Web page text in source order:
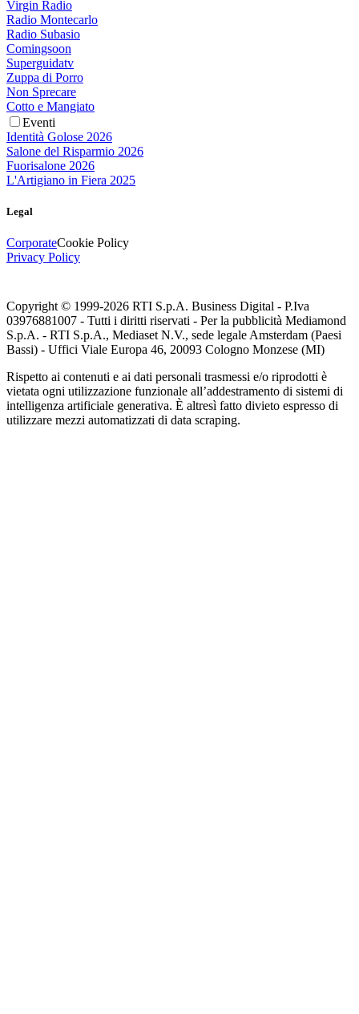
Virgin Radio
Radio Montecarlo
Radio Subasio
Comingsoon
Superguidatv
Zuppa di Porro
Non Sprecare
Cotto e Mangiato
Eventi
Identità Golose 2026
Salone del Risparmio 2026
Fuorisalone 2026
L'Artigiano in Fiera 2025
Legal
CorporateCookie Policy
Privacy Policy
Copyright © 1999-2026 RTI S.p.A. Business Digital - P.Iva
03976881007 - Tutti i diritti riservati - Per la pubblicità Mediamond
S.p.A. - RTI S.p.A., Mediaset N.V., sede legale Amsterdam (Paesi
Bassi) - Uffici Viale Europa 46, 20093 Cologno Monzese (MI)
Rispetto ai contenuti e ai dati personali trasmessi e/o riprodotti è
vietata ogni utilizzazione funzionale all’addestramento di sistemi di
intelligenza artificiale generativa. È altresì fatto divieto espresso di
utilizzare mezzi automatizzati di data scraping.